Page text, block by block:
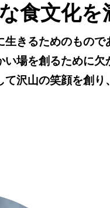
食文化を
生きるためのもので
場を創るために欠
て沢山の笑顔を創